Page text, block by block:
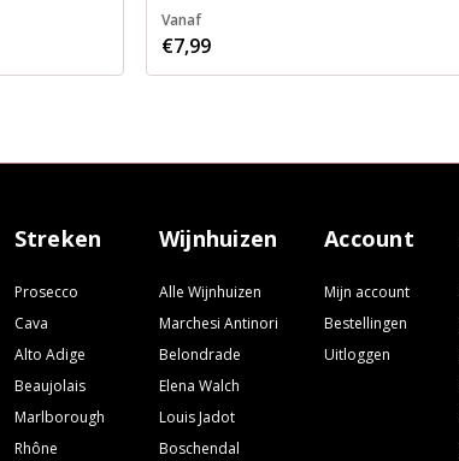
Vanaf
€7,99
Streken
Prosecco
Cava
Alto Adige
Beaujolais
Marlborough
Rhône
Wijnhuizen
Alle Wijnhuizen
Marchesi Antinori
Belondrade
Elena Walch
Louis Jadot
Boschendal
Account
Mijn account
Bestellingen
Uitloggen